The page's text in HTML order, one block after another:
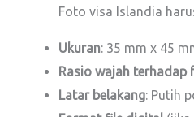
Foto visa Islandia
Ukuran: 35 mm x 45
Rasio wajah terhadap
Latar belakang: Putih